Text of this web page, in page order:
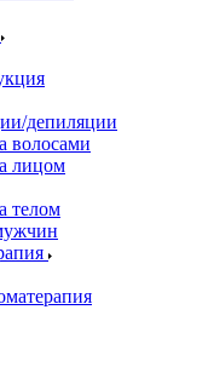
депиляции
волосами
лицом
телом